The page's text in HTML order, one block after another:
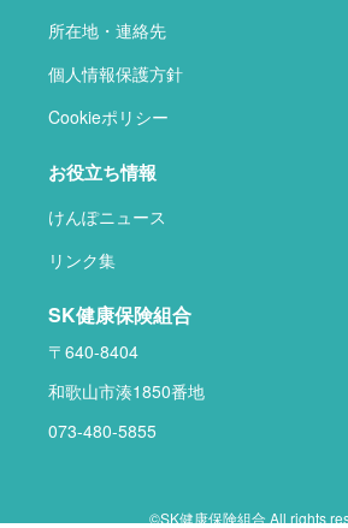
所在地・連絡先
個人情報保護方針
Cookieポリシー
お役立ち情報
けんぽニュース
リンク集
SK健康保険組合
〒640-8404
和歌山市湊1850番地
073-480-5855
©SK健康保険組合 All rights